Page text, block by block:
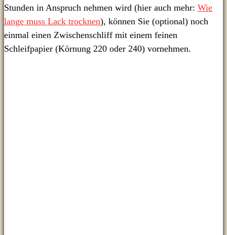
Stunden in Anspruch nehmen wird (hier auch mehr: Wie
lange muss Lack trocknen), können Sie (optional) noch
einmal einen Zwischenschliff mit einem feinen
Schleifpapier (Körnung 220 oder 240) vornehmen.